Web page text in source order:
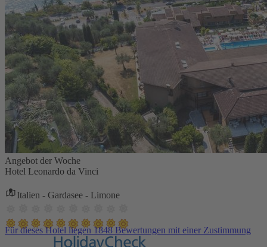
Angebot der Woche
Hotel Leonardo da Vinci
Italien - Gardasee - Limone
Für dieses Hotel liegen 1848 Bewertungen mit einer Zustimmung